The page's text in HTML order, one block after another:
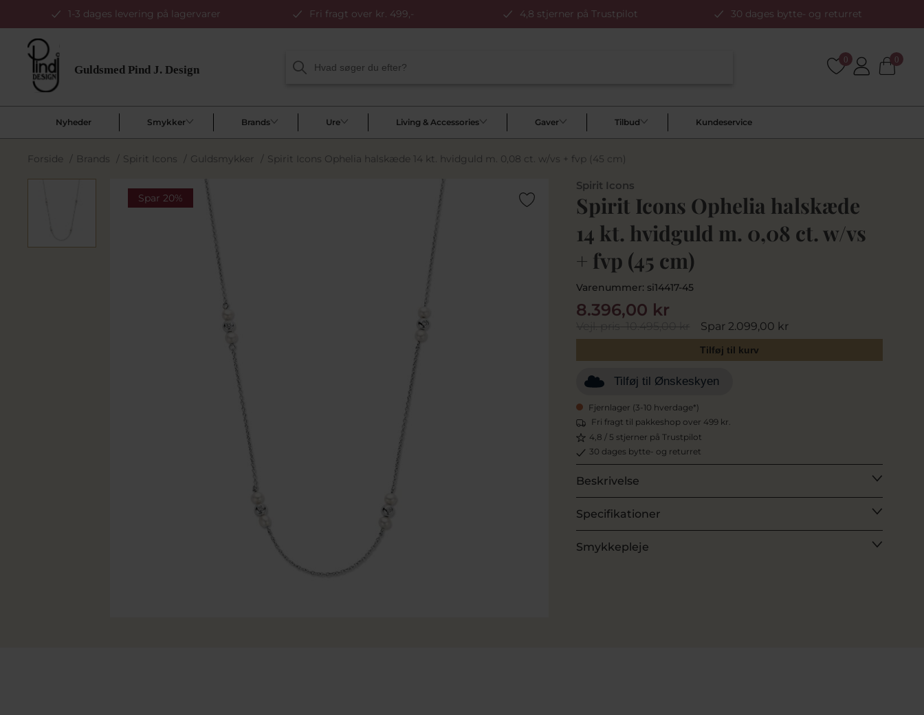
1-3 dages levering på lagervarer Fri fragt over kr. 499,- 4,8 stjerner på Trustpilot 30 dages bytte- og returret
0 0
Nyheder Smykker Brands Ure Living & Accessories Gaver Tilbud Kundeservice
Forside / Brands / Spirit Icons / Guldsmykker / Spirit Icons Ophelia halskæde 14 kt. hvidguld m. 0,08 ct. w/vs + fvp (45 cm)
Spar 20%
Spirit Icons
Spirit Icons Ophelia halskæde
14 kt. hvidguld m. 0,08 ct. w/vs
+ fvp (45 cm)
Varenummer: si14417-45
Vejl. pris10.495,00 kr Spar 2.099,00 kr
8.396,00 kr
Tilføj til kurv
Tilføj til Ønskeskyen
Fjernlager (3-10 hverdage*)
Fri fragt til pakkeshop over 499 kr.
4,8 / 5 stjerner på Trustpilot
30 dages bytte- og returret
Beskrivelse
Specifikationer
Smykkepleje